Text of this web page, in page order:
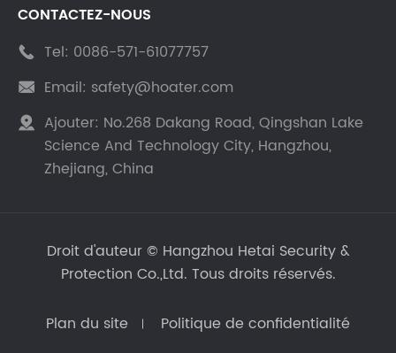
CONTACTEZ-NOUS
 Tel: 0086-571-61077757
 Email: safety@hoater.com
 Ajouter: No.268 Dakang Road, Qingshan Lake
Science And Technology City, Hangzhou,
Zhejiang, China
Droit d'auteur © Hangzhou Hetai Security &
Protection Co.,Ltd. Tous droits réservés.
Plan du site Politique de confidentialité